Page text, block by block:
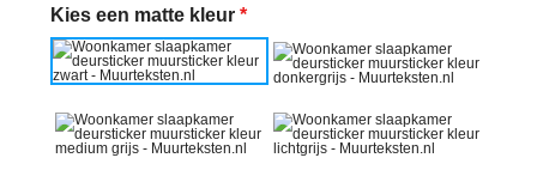
Kies een matte kleur *